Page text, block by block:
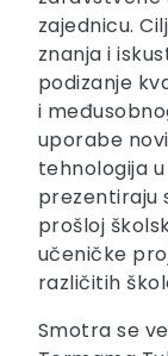
zajednicu.
znanja i
podizanje
i
uporabe
tehnologija
prezentiraju
prošloj
učeničke
različitih
Smotra se